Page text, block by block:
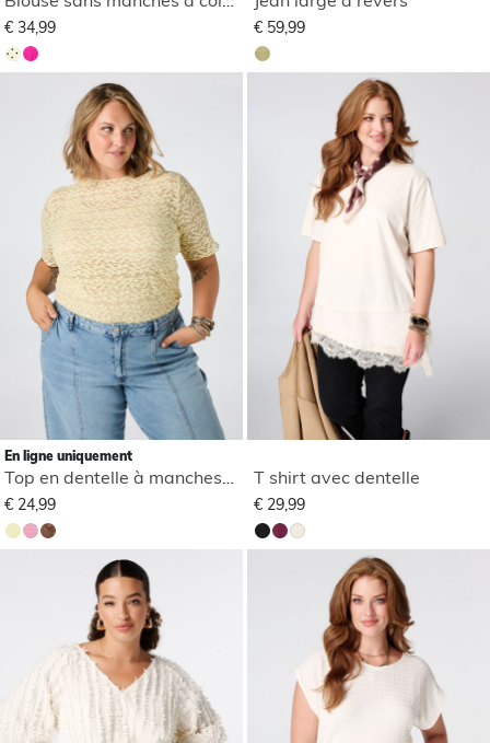
€ 34,99 € 59,99
En ligne uniquement
€ 24,99
T shirt avec dentelle
€ 29,99